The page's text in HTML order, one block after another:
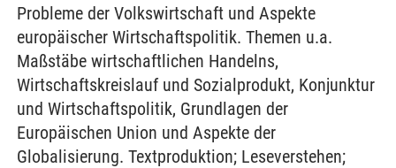
Probleme der Volkswirtschaft und Aspekte
europäischer Wirtschaftspolitik. Themen u.a.
Maßstäbe wirtschaftlichen Handelns,
Wirtschaftskreislauf und Sozialprodukt, Konjunktur
und Wirtschaftspolitik, Grundlagen der
Europäischen Union und Aspekte der
Globalisierung. Textproduktion; Leseverstehen;